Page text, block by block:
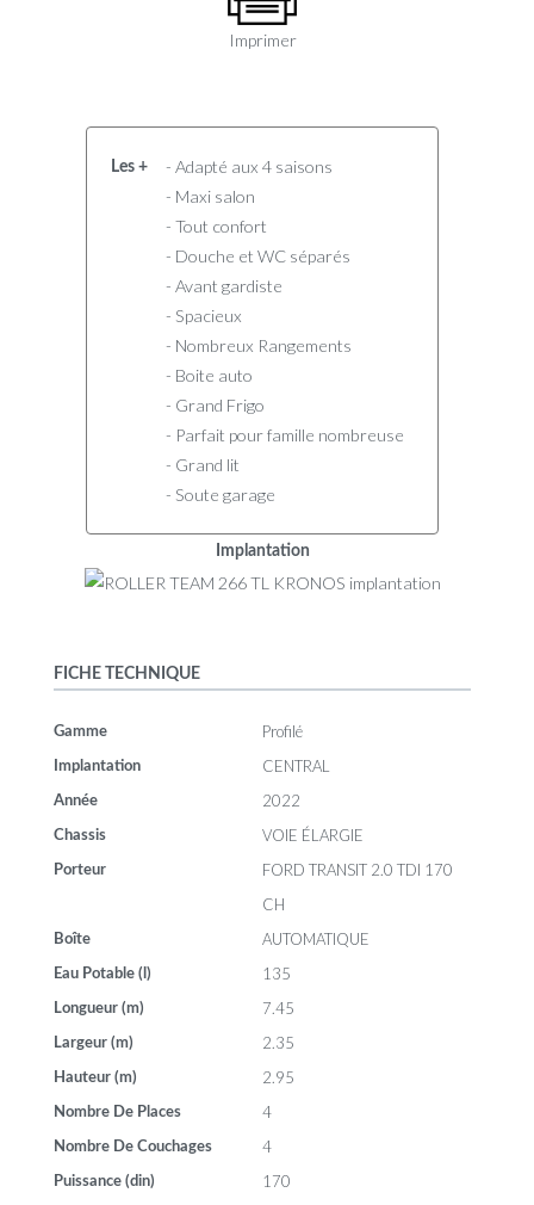
Imprimer
Les +
- Adapté aux 4 saisons
- Maxi salon
- Tout confort
- Douche et WC séparés
- Avant gardiste
- Spacieux
- Nombreux Rangements
- Boite auto
- Grand Frigo
- Parfait pour famille nombreuse
- Grand lit
- Soute garage
Implantation
FICHE TECHNIQUE
Gamme Profilé
Implantation CENTRAL
Année 2022
Chassis VOIE ÉLARGIE
Porteur
FORD TRANSIT 2.0 TDI 170
CH
Boîte AUTOMATIQUE
Eau Potable (l) 135
Longueur (m) 7.45
Largeur (m) 2.35
Hauteur (m) 2.95
Nombre De Places 4
Nombre De Couchages 4
Puissance (din) 170